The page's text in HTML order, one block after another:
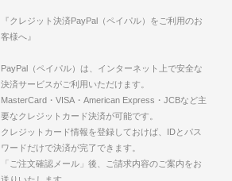
『クレジット決済PayPal（ペイパル）をご利用のお
客様へ』
PayPal（ペイパル）は、インターネット上で安全な
決済サービスがご利用いただけます。
MasterCard・VISA・American Express・JCBなど主
要なクレジットカード決済が可能です。
クレジットカード情報を登録しておけば、IDとパス
ワードだけで決済が完了できます。
「ご注文確認メール」後、ご請求内容のご案内をお